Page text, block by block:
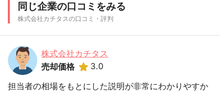
同じ企業の口コミをみる
株式会社カチタスの口コミ・評判
株式会社カチタス
売却価格
3.0
担当者の相場をもとにした説明が非常にわかりやすか